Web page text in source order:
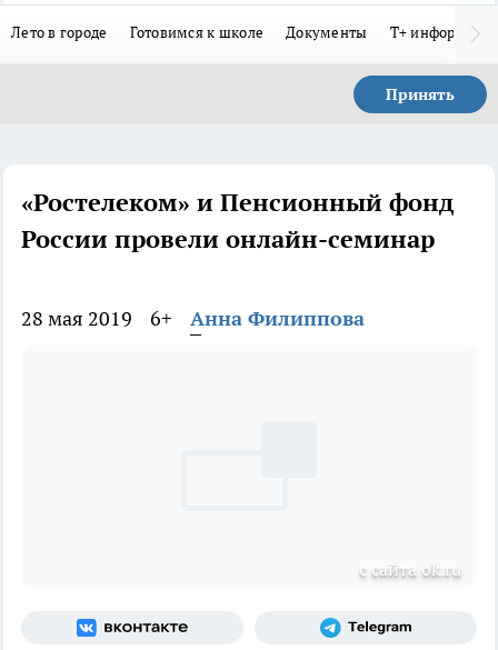
Лето в городе Готовимся к школе Документы Т+
Принять
«Ростелеком» и Пенсионный фонд
России провели онлайн-семинар
28 мая 2019 6+ Анна Филиппова
с сайта ok.ru